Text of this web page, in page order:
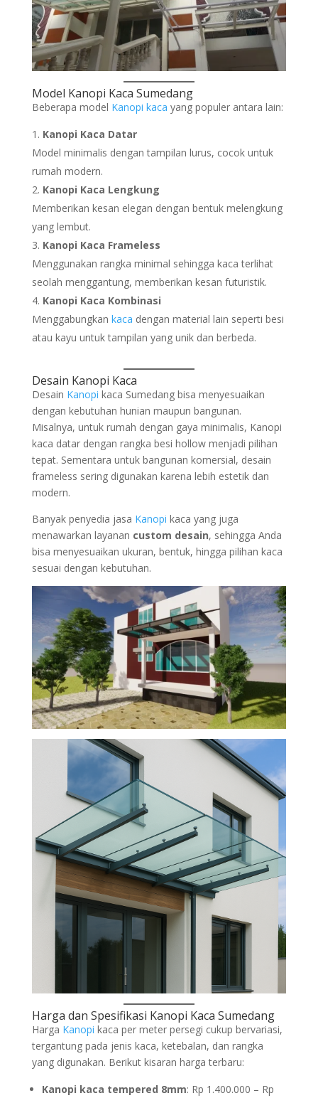
Model Kanopi Kaca Sumedang
Beberapa model Kanopi kaca yang populer antara lain:
Kanopi Kaca Datar
Model minimalis dengan tampilan lurus, cocok untuk
rumah modern.
Kanopi Kaca Lengkung
Memberikan kesan elegan dengan bentuk melengkung
yang lembut.
Kanopi Kaca Frameless
Menggunakan rangka minimal sehingga kaca terlihat
seolah menggantung, memberikan kesan futuristik.
Kanopi Kaca Kombinasi
Menggabungkan kaca dengan material lain seperti besi
atau kayu untuk tampilan yang unik dan berbeda.
Desain Kanopi Kaca
Desain Kanopi kaca Sumedang bisa menyesuaikan
dengan kebutuhan hunian maupun bangunan.
Misalnya, untuk rumah dengan gaya minimalis, Kanopi
kaca datar dengan rangka besi hollow menjadi pilihan
tepat. Sementara untuk bangunan komersial, desain
frameless sering digunakan karena lebih estetik dan
modern.
Banyak penyedia jasa Kanopi kaca yang juga
menawarkan layanan custom desain, sehingga Anda
bisa menyesuaikan ukuran, bentuk, hingga pilihan kaca
sesuai dengan kebutuhan.
Harga dan Spesifikasi Kanopi Kaca Sumedang
Harga Kanopi kaca per meter persegi cukup bervariasi,
tergantung pada jenis kaca, ketebalan, dan rangka
yang digunakan. Berikut kisaran harga terbaru:
Kanopi kaca tempered 8mm: Rp 1.400.000 – Rp